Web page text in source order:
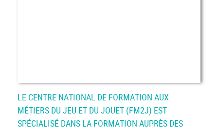
LE CENTRE NATIONAL DE FORMATION AUX
MÉTIERS DU JEU ET DU JOUET (FM2J) EST
SPÉCIALISÉ DANS LA FORMATION AUPRÈS DES